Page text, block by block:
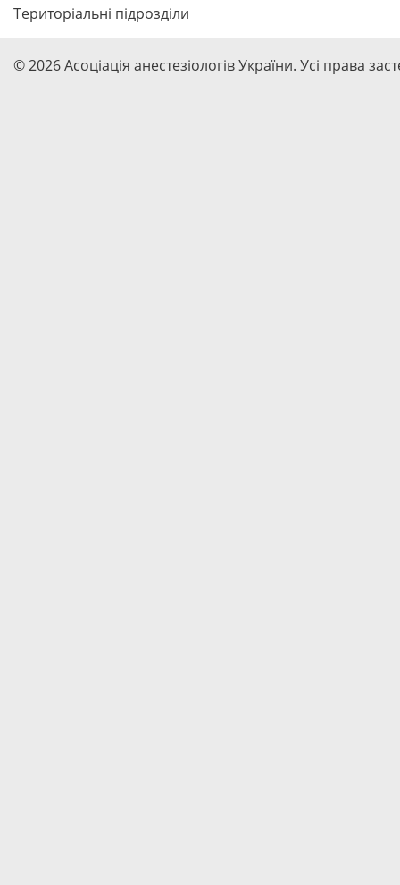
Територіальні підрозділи
© 2026 Асоціація анестезіологів України. Усі права